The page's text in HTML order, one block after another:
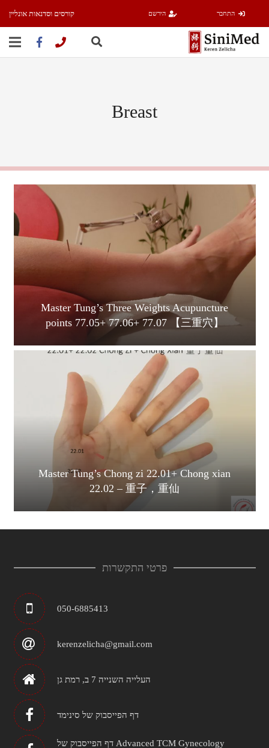
קורסים וסדנאות אונליין הירשם התחבר
Breast
Master Tung’s Three Weights Acupuncture
points 77.05+ 77.06+ 77.07 【三重穴】
Master Tung’s Chong zi 22.01+ Chong xian
22.02 – 重子，重仙
פרטי התקשרות
050-6885413
kerenzelicha@gmail.com
העלייה השנייה 7 ב, רמת גן
דף הפייסבוק של סינימד
דף הפייסבוק של Advanced TCM Gynecology